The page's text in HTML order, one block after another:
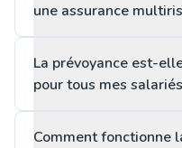
une assurance
La prévoyance est-
pour tous mes
Comment fonctionne